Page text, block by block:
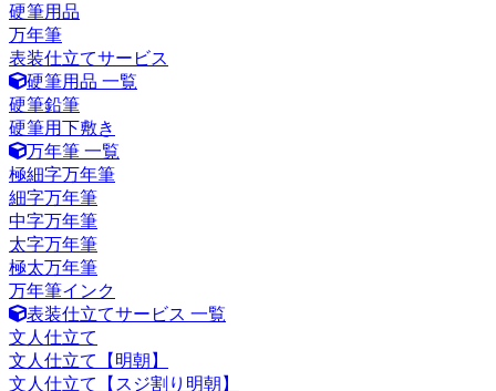
硬筆用品
万年筆
表装仕立てサービス
硬筆用品 一覧
硬筆鉛筆
硬筆用下敷き
万年筆 一覧
極細字万年筆
細字万年筆
中字万年筆
太字万年筆
極太万年筆
万年筆インク
表装仕立てサービス 一覧
文人仕立て
文人仕立て【明朝】
文人仕立て【スジ割り明朝】